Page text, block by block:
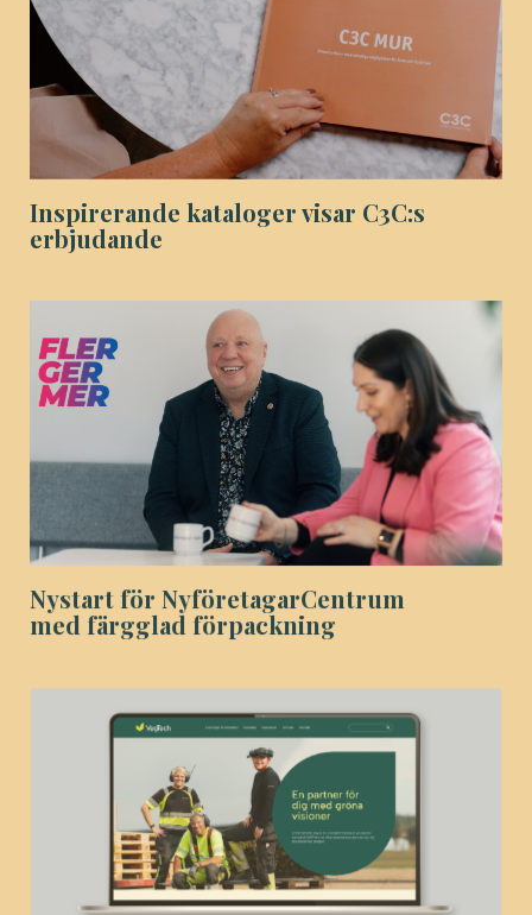
Inspirerande kataloger visar C3C:s
erbjudande
Nystart för Nyföretagar­Centrum
med färgglad förpackning